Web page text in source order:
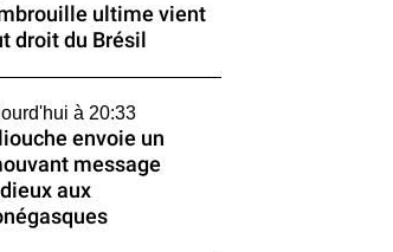
ultime vient
droit du Brésil
à 20:33
envoie un
message
aux